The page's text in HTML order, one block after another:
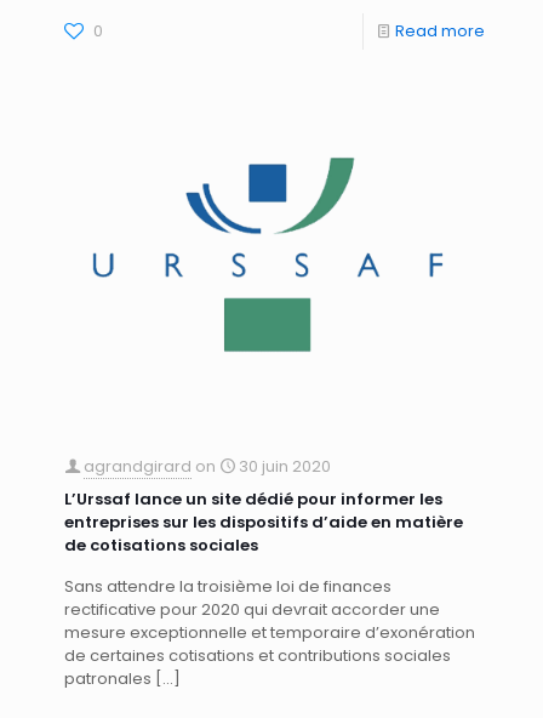
0 Read more
agrandgirard on
30 juin 2020
L’Urssaf lance un site dédié pour informer les
entreprises sur les dispositifs d’aide en matière
de cotisations sociales
Sans attendre la troisième loi de finances
rectificative pour 2020 qui devrait accorder une
mesure exceptionnelle et temporaire d’exonération
de certaines cotisations et contributions sociales
patronales […]